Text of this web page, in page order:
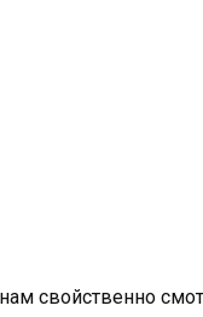
свойственно